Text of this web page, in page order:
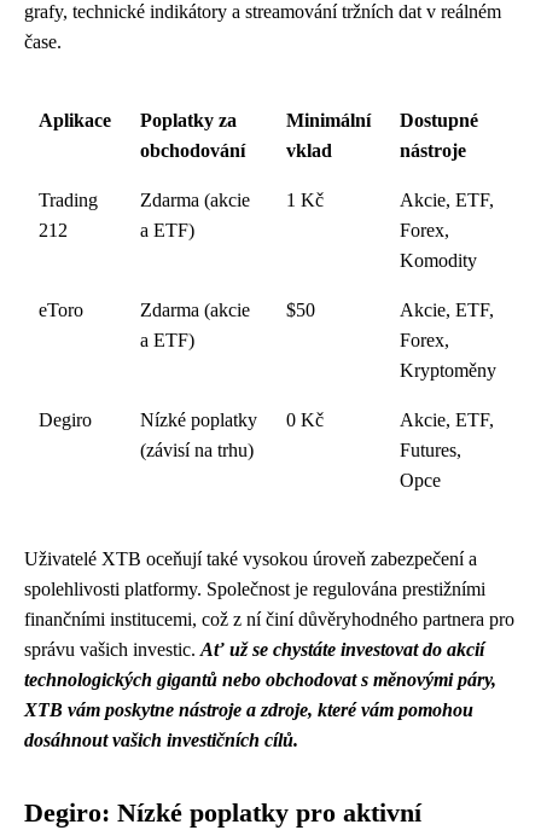
grafy, technické indikátory a streamování tržních dat v reálném
čase.
Aplikace
Poplatky za
obchodování
Minimální
vklad
Dostupné
nástroje
Trading
212
Zdarma (akcie
a ETF)
1 Kč
Akcie, ETF,
Forex,
Komodity
eToro
Zdarma (akcie
a ETF)
$50
Akcie, ETF,
Forex,
Kryptoměny
Degiro
Nízké poplatky
(závisí na trhu)
0 Kč
Akcie, ETF,
Futures,
Opce
Uživatelé XTB oceňují také vysokou úroveň zabezpečení a
spolehlivosti platformy. Společnost je regulována prestižními
finančními institucemi, což z ní činí důvěryhodného partnera pro
správu vašich investic. Ať už se chystáte investovat do akcií
technologických gigantů nebo obchodovat s měnovými páry,
XTB vám poskytne nástroje a zdroje, které vám pomohou
dosáhnout vašich investičních cílů.
Degiro: Nízké poplatky pro aktivní